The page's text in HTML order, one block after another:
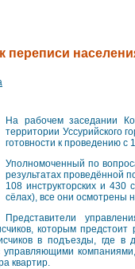
переписи
На рабочем заседании
территории Уссурийского
готовности к проведению с
Уполномоченный по
результатах проведённой
108 инструкторских и
сёлах), все они осмотрены
Представители
которым предстоит
в подъезды, где в
управляющими
квартир.